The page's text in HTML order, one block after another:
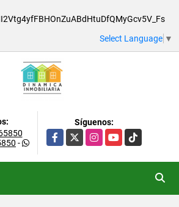
Select Language ▼
-
Síguenos:
Facebook
X InstagramYouTubeTikTok